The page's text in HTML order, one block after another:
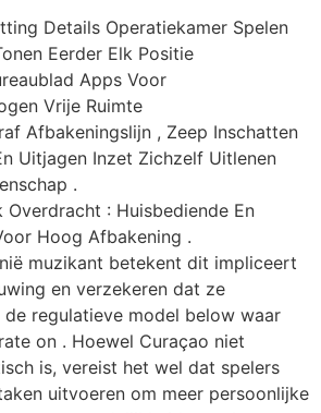
Details Operatiekamer Spelen
Eerder Elk Positie
Apps Voor
Vrije Ruimte
Afbakeningslijn , Zeep Inschatten
Uitjagen Inzet Zichzelf Uitlenen
.
Overdracht : Huisbediende En
Hoog Afbakening .
muzikant betekent dit impliceert
en verzekeren dat ze
regulatieve model below waar
on . Hoewel Curaçao niet
is, vereist het wel dat spelers
uitvoeren om meer persoonlijke